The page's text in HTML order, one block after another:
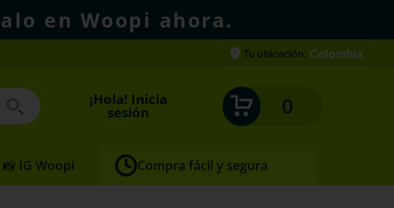
en Woopi ahora.
Tu ubicación: Colombia
¡Hola! Inicia
sesión 0
📸 IG Woopi Compra fácil y segura